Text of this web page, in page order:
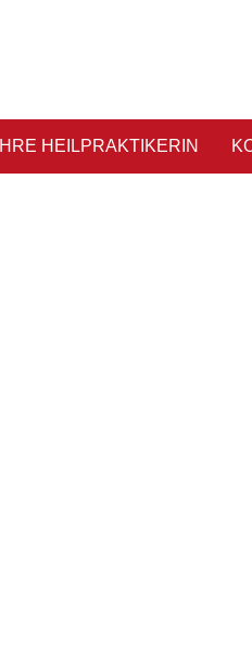
IHRE HEILPRAKTIKERIN